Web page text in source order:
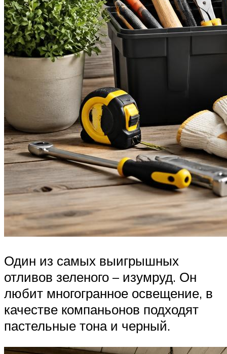
Один из самых выигрышных
отливов зеленого – изумруд. Он
любит многогранное освещение, в
качестве компаньонов подходят
пастельные тона и черный.